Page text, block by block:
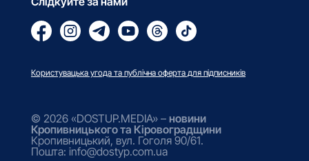
Користувацька угода та публічна оферта для підписників
© 2026 «DOSTUP.MEDIA» – новини
Кропивницького та Кіровоградщини
Кропивницький, вул. Гоголя 90/61.
Пошта: info@dostyp.com.ua